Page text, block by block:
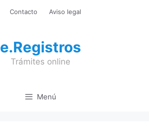
Contacto Aviso legal
e.Registros
Trámites online
Menú